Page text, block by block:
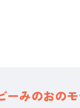
ーみのおの